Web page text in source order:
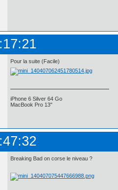
Pour la suite (Facile)
iPhone 6 Silver 64 Go
MacBook Pro 13"
Breaking Bad on corse le niveau ?